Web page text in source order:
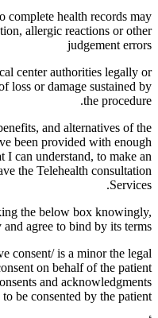
complete health records may
allergic reactions or other
judgement errors
center authorities legally or
loss or damage sustained by
the procedure.
and alternatives of the
been provided with enough
I can understand, to make an
the Telehealth consultation
Services.
the below box knowingly,
agree to bind by its terms.
consent/ is a minor the legal
on behalf of the patient
and acknowledgments
be consented by the patient.